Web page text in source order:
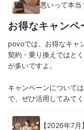
悪いって本当
お得なキャンペ
povoでは、お得なキャ
契約・乗り換えではと
が多いですよ。
キャンペーンについて
で、ぜひ活用してみてく
【2026年7